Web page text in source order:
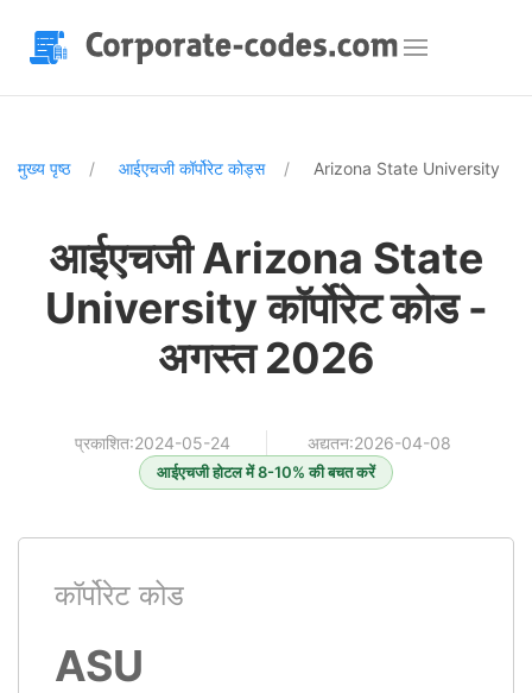
मुख्य पृष्ठ आईएचजी कॉर्पोरेट कोड्स Arizona State University
आईएचजी Arizona State
University कॉर्पोरेट कोड -
अगस्त 2026
प्रकाशित:2024-05-24 अद्यतन:2026-04-08
आईएचजी होटल में 8-10% की बचत करें
कॉर्पोरेट कोड
ASU